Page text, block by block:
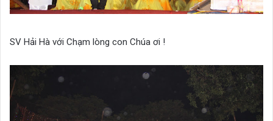
SV Hải Hà với Chạm lòng con Chúa ơi !